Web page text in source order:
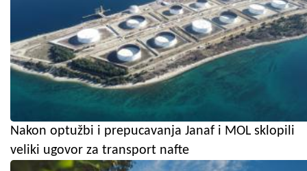
Nakon optužbi i prepucavanja Janaf i MOL sklopili
veliki ugovor za transport nafte